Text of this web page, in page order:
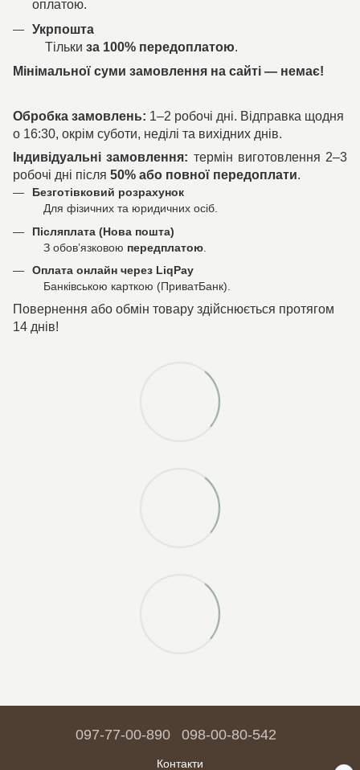
оплатою.
Укрпошта
Тільки за 100% передоплатою.
Мінімальної суми замовлення на сайті — немає!
Обробка замовлень: 1–2 робочі дні. Відправка щодня
о 16:30, окрім суботи, неділі та вихідних днів.
Індивідуальні замовлення: термін виготовлення 2–3
робочі дні після 50% або повної передоплати.
Безготівковий розрахунок
Для фізичних та юридичних осіб.
Післяплата (Нова пошта)
З обов’язковою передплатою
Оплата онлайн через LiqPay
Банківською карткою (ПриватБанк).
Повернення або обмін товару здійснюється протягом
14 днів!
097-77-00-890 098-00-80-542
Контакти